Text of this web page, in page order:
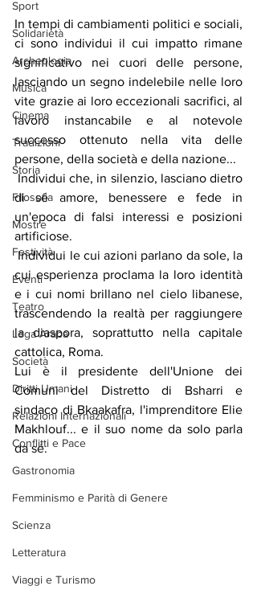
Sport
Solidarietà
Archeologia
Musica
Cinema
Tradizioni
Storia
Filosofia
Mostre
Festività
Eventi
Teatro
Lega Araba
Società
Diritti Umani
Relazioni Internazionali
Conflitti e Pace
Gastronomia
Femminismo e Parità di Genere
Scienza
Letteratura
Viaggi e Turismo
In tempi di cambiamenti politici e sociali,
ci sono individui il cui impatto rimane
significativo nei cuori delle persone,
lasciando un segno indelebile nelle loro
vite grazie ai loro eccezionali sacrifici, al
lavoro instancabile e al notevole
successo ottenuto nella vita delle
persone, della società e della nazione...
Individui che, in silenzio, lasciano dietro
di sé amore, benessere e fede in
un'epoca di falsi interessi e posizioni
artificiose.
Individui le cui azioni parlano da sole, la
cui esperienza proclama la loro identità
e i cui nomi brillano nel cielo libanese,
trascendendo la realtà per raggiungere
la diaspora, soprattutto nella capitale
cattolica, Roma.
Lui è il presidente dell'Unione dei
Comuni del Distretto di Bsharri e
sindaco di Bkaakafra, l'imprenditore Elie
Makhlouf... e il suo nome da solo parla
da sé.